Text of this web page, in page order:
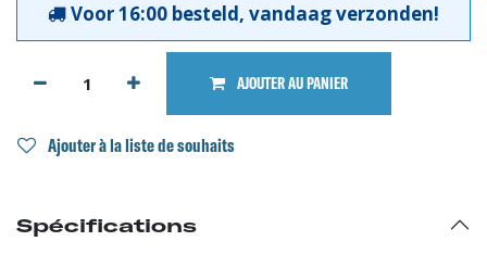
Voor 16:00 besteld, vandaag verzonden!
AJOUTER AU PANIER
Ajouter à la liste de souhaits
Spécifications